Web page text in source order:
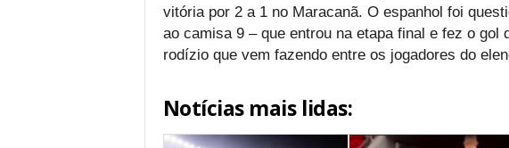
vitória por 2 a 1 no Maracanã. O espanhol foi
ao camisa 9 – que entrou na etapa final e fez o gol
rodízio que vem fazendo entre os jogadores do
Notícias mais lidas: